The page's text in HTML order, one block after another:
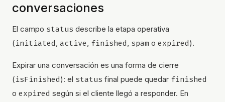
conversaciones
El campo status describe la etapa operativa
(initiated, active, finished, spam o expired).
Expirar una conversación es una forma de cierre
(isFinished): el status final puede quedar finished
o expired según si el cliente llegó a responder. En